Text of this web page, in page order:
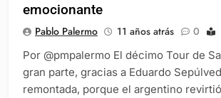
emocionante
Pablo Palermo 11 años atrás 0
Por @pmpalermo El décimo Tour de
gran parte, gracias a Eduardo
remontada, porque el argentino